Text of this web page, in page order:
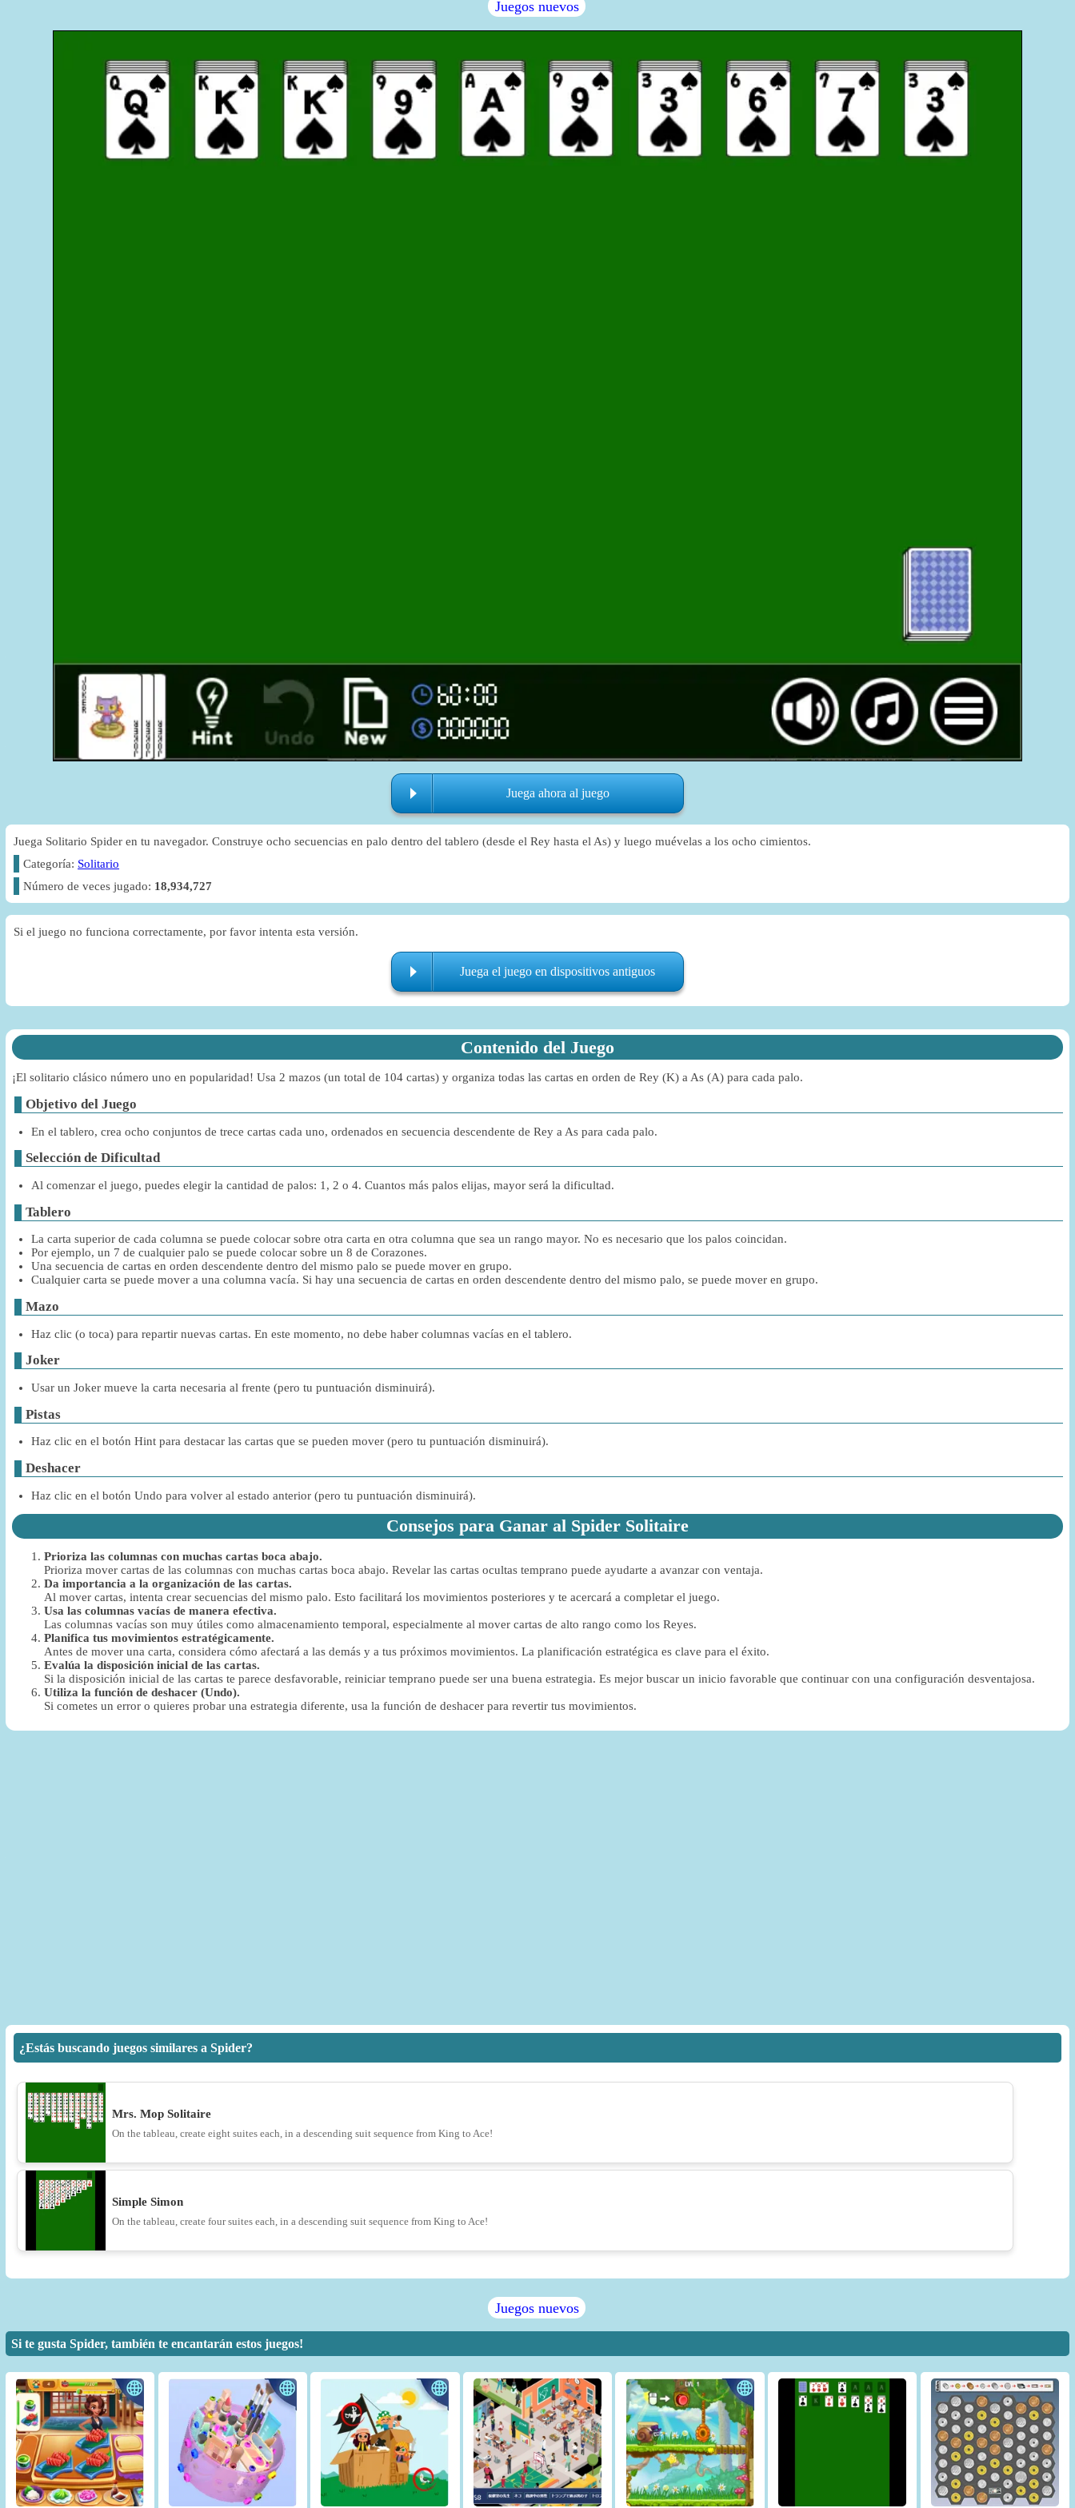
Juegos nuevos
Juega ahora al juego
Juega Solitario Spider en tu navegador. Construye ocho secuencias en palo dentro del tablero (desde el Rey hasta el As) y luego muévelas a los ocho cimientos.
Categoría: Solitario
Número de veces jugado: 18,934,727
Si el juego no funciona correctamente, por favor intenta esta versión.
Juega el juego en dispositivos antiguos
Contenido del Juego
¡El solitario clásico número uno en popularidad! Usa 2 mazos (un total de 104 cartas) y organiza todas las cartas en orden de Rey (K) a As (A) para cada palo.
Objetivo del Juego
En el tablero, crea ocho conjuntos de trece cartas cada uno, ordenados en secuencia descendente de Rey a As para cada palo.
Selección de Dificultad
Al comenzar el juego, puedes elegir la cantidad de palos: 1, 2 o 4. Cuantos más palos elijas, mayor será la dificultad.
Tablero
La carta superior de cada columna se puede colocar sobre otra carta en otra columna que sea un rango mayor. No es necesario que los palos coincidan.
Por ejemplo, un 7 de cualquier palo se puede colocar sobre un 8 de Corazones.
Una secuencia de cartas en orden descendente dentro del mismo palo se puede mover en grupo.
Cualquier carta se puede mover a una columna vacía. Si hay una secuencia de cartas en orden descendente dentro del mismo palo, se puede mover en grupo.
Mazo
Haz clic (o toca) para repartir nuevas cartas. En este momento, no debe haber columnas vacías en el tablero.
Joker
Usar un Joker mueve la carta necesaria al frente (pero tu puntuación disminuirá).
Pistas
Haz clic en el botón Hint para destacar las cartas que se pueden mover (pero tu puntuación disminuirá).
Deshacer
Haz clic en el botón Undo para volver al estado anterior (pero tu puntuación disminuirá).
Consejos para Ganar al Spider Solitaire
Prioriza las columnas con muchas cartas boca abajo.
Prioriza mover cartas de las columnas con muchas cartas boca abajo. Revelar las cartas ocultas temprano puede ayudarte a avanzar con ventaja.
Da importancia a la organización de las cartas.
Al mover cartas, intenta crear secuencias del mismo palo. Esto facilitará los movimientos posteriores y te acercará a completar el juego.
Usa las columnas vacías de manera efectiva.
Las columnas vacías son muy útiles como almacenamiento temporal, especialmente al mover cartas de alto rango como los Reyes.
Planifica tus movimientos estratégicamente.
Antes de mover una carta, considera cómo afectará a las demás y a tus próximos movimientos. La planificación estratégica es clave para el éxito.
Evalúa la disposición inicial de las cartas.
Si la disposición inicial de las cartas te parece desfavorable, reiniciar temprano puede ser una buena estrategia. Es mejor buscar un inicio favorable que continuar con una configuración desventajosa.
Utiliza la función de deshacer (Undo).
Si cometes un error o quieres probar una estrategia diferente, usa la función de deshacer para revertir tus movimientos.
¿Estás buscando juegos similares a Spider?
Mrs. Mop Solitaire
On the tableau, create eight suites each, in a descending suit sequence from King to Ace!
Simple Simon
On the tableau, create four suites each, in a descending suit sequence from King to Ace!
Juegos nuevos
Si te gusta Spider, también te encantarán estos juegos!